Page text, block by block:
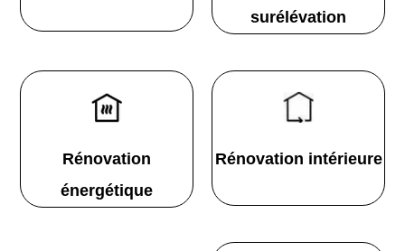
surélévation
Rénovation
énergétique
Rénovation intérieure